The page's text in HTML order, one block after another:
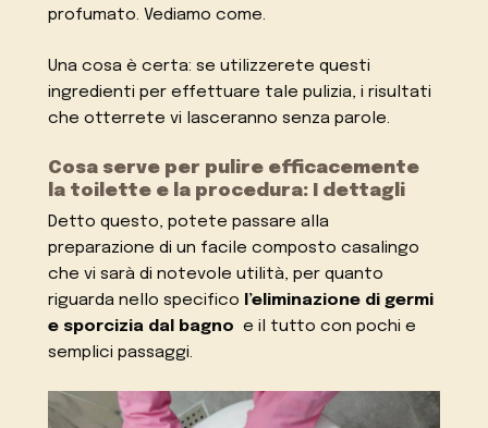
profumato. Vediamo come.
Una cosa è certa: se utilizzerete questi
ingredienti per effettuare tale pulizia, i risultati
che otterrete vi lasceranno senza parole.
Cosa serve per pulire efficacemente
la toilette e la procedura: I dettagli
Detto questo, potete passare alla
preparazione di un facile composto casalingo
che vi sarà di notevole utilità, per quanto
riguarda nello specifico l’eliminazione di germi
e sporcizia dal bagno e il tutto con pochi e
semplici passaggi.